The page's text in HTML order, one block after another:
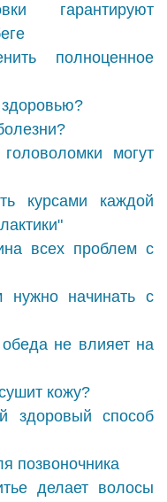
гарантируют
полноценное
могут
курсами каждой
всех проблем с
нужно начинать с
не влияет на
кожу?
способ
позвоночника
делает волосы